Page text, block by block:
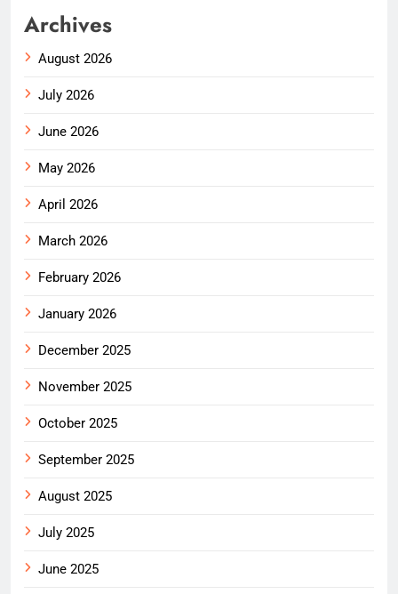
Archives
August 2026
July 2026
June 2026
May 2026
April 2026
March 2026
February 2026
January 2026
December 2025
November 2025
October 2025
September 2025
August 2025
July 2025
June 2025